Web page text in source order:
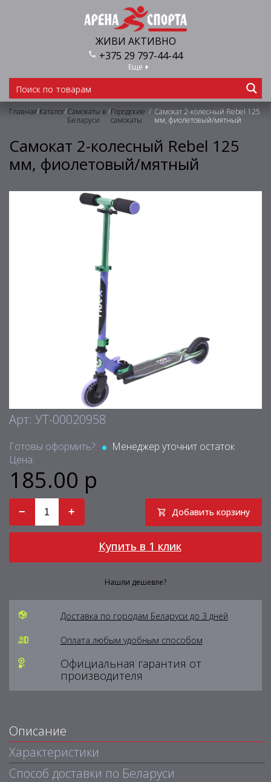
ЖИВИ АКТИВНО
+375 29 797-44-44
Еще
Главная/Каталог/Самокаты в
Беларуси
/Городские
самокаты
/ Самокат 2-колесный Rebel 125
мм, фиолетовый/мятный
Самокат 2-колесный Rebel 125
мм, фиолетовый/мятный
Арт: УТ-00020958
Готовы оформить?:
Менеджер уточнит остаток
Цена:
185.00 р
− + Добавить корзину
Купить в 1 клик
Нашли дешевле?
Доставка по городам Беларуси до 3 дней
Оплата любым удобным способом
Официальная гарантия от
производителя
Описание
Характеристики
Способ доставки по Беларуси